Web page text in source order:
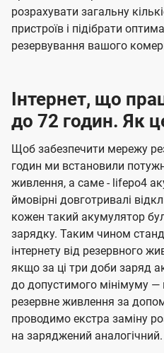
розрахувати загальну
пристроїв і підібрати
резервування вашого
Інтернет, що
до 72 годин. Як
Щоб забезпечити мережу
годин ми встановили
живлення, а саме - lifepo4
ймовірні довготривалі
кожен такий акумулятор
зарядку. Таким чином
інтернету від резервного
якщо за ці три доби заряд
до допустимого мінімуму
резервне живлення за
проводимо екстра заміну
на заряджений аналогічний.